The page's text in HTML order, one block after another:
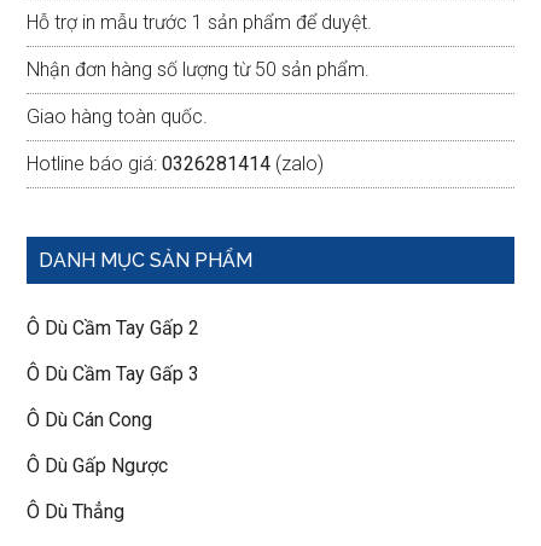
Hỗ trợ in mẫu trước 1 sản phẩm để duyệt.
Nhận đơn hàng số lượng từ 50 sản phẩm.
Giao hàng toàn quốc.
Hotline báo giá:0326281414 (zalo)
DANH MỤC SẢN PHẨM
Ô Dù Cầm Tay Gấp 2
Ô Dù Cầm Tay Gấp 3
Ô Dù Cán Cong
Ô Dù Gấp Ngược
Ô Dù Thẳng